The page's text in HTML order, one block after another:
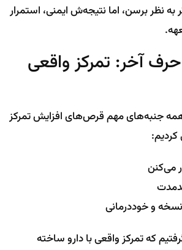
نظر برسن، اما نتیجه‌ش ایمنی، استمرار
آخر: تمرکز واقعی
همه جنبه‌های مهم قرص‌های افزایش تمرکز
کردیم:
می‌کنن
و خوددرمانی
که تمرکز واقعی با دارو ساخته